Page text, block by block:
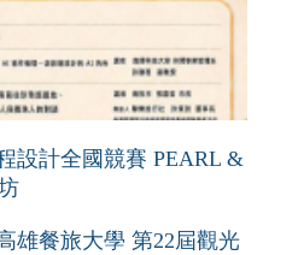
設計全國競賽 PEARL &
雄餐旅大學 第22屆觀光